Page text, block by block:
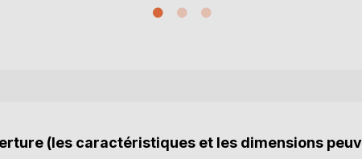
(les caractéristiques et les dimensions